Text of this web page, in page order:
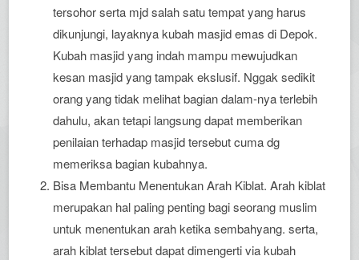
tersohor serta mjd salah satu tempat yang harus
dikunjungi, layaknya kubah masjid emas di Depok.
Kubah masjid yang indah mampu mewujudkan
kesan masjid yang tampak ekslusif. Nggak sedikit
orang yang tidak melihat bagian dalam-nya terlebih
dahulu, akan tetapi langsung dapat memberikan
penilaian terhadap masjid tersebut cuma dg
memeriksa bagian kubahnya.
Bisa Membantu Menentukan Arah Kiblat. Arah kiblat
merupakan hal paling penting bagi seorang muslim
untuk menentukan arah ketika sembahyang. serta,
arah kiblat tersebut dapat dimengerti via kubah